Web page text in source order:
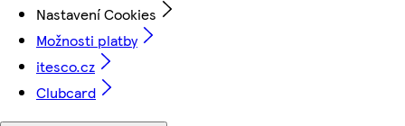
Nastavení Cookies
Možnosti platby
itesco.cz
Clubcard